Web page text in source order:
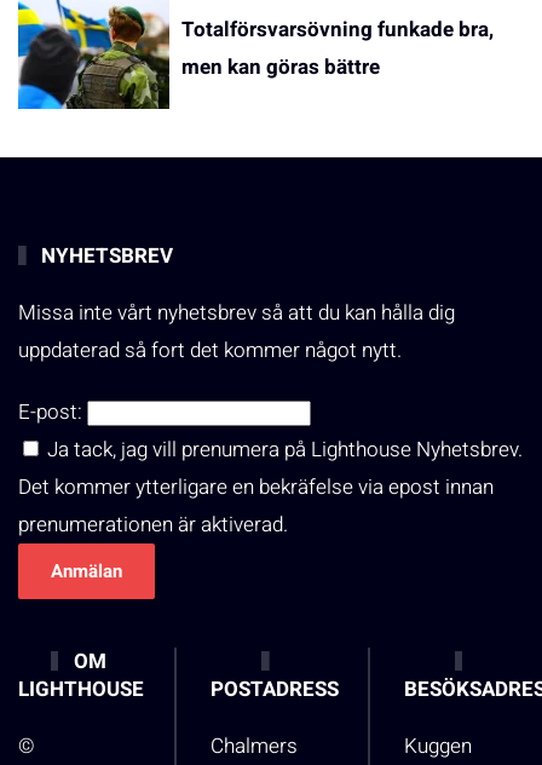
Totalförsvarsövning funkade bra,
men kan göras bättre
NYHETSBREV
Missa inte vårt nyhetsbrev så att du kan hålla dig
uppdaterad så fort det kommer något nytt.
E-post:
Ja tack, jag vill prenumera på Lighthouse Nyhetsbrev.
Det kommer ytterligare en bekräfelse via epost innan
prenumerationen är aktiverad.
OM
LIGHTHOUSE
©
POSTADRESS
Chalmers
Kuggen